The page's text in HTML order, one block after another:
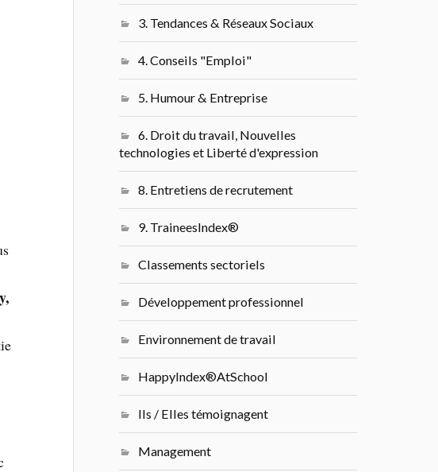
3. Tendances & Réseaux Sociaux
4. Conseils "Emploi"
5. Humour & Entreprise
6. Droit du travail, Nouvelles
technologies et Liberté d'expression
8. Entretiens de recrutement
9. TraineesIndex®
Classements sectoriels
Développement professionnel
Environnement de travail
HappyIndex®AtSchool
Ils / Elles témoignagent
Management